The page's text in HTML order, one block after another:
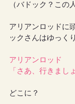
（バドック？この
アリアンロッドに
ックさんはゆっく
アリアンロッド
「さあ、行きまし
どこに？